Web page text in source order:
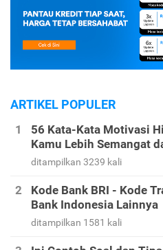
ARTIKEL POPULER
56 Kata-Kata Motivasi
Kamu Lebih Semangat
ditampilkan 3239 kali
Kode Bank BRI - Kode
Bank Indonesia Lainnya
ditampilkan 1581 kali